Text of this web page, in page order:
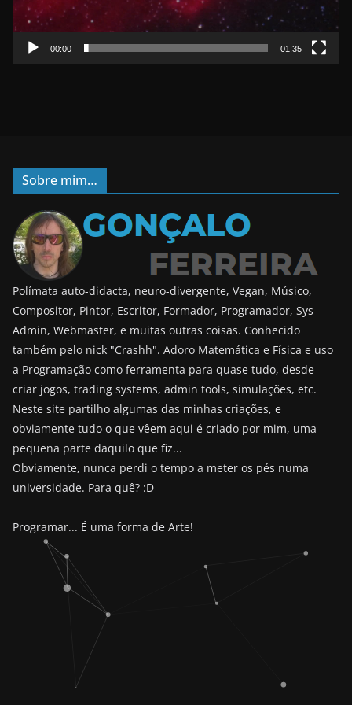
e
r
00:00 01:35
Sobre mim…
Polímata auto-didacta, neuro-divergente, Vegan, Músico,
Compositor, Pintor, Escritor, Formador, Programador, Sys
Admin, Webmaster, e muitas outras coisas. Conhecido
também pelo nick "Crashh". Adoro Matemática e Física e uso
a Programação como ferramenta para quase tudo, desde
criar jogos, trading systems, admin tools, simulações, etc.
Neste site partilho algumas das minhas criações, e
obviamente tudo o que vêem aqui é criado por mim, uma
pequena parte daquilo que fiz...
Obviamente, nunca perdi o tempo a meter os pés numa
universidade. Para quê? :D
Programar... É uma forma de Arte!